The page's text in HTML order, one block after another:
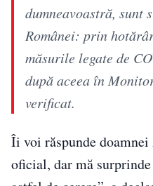
dumneavoastră, sunt
Românei: prin
măsurile legate de
după aceea în
verificat.
Îi voi răspunde
oficial, dar mă